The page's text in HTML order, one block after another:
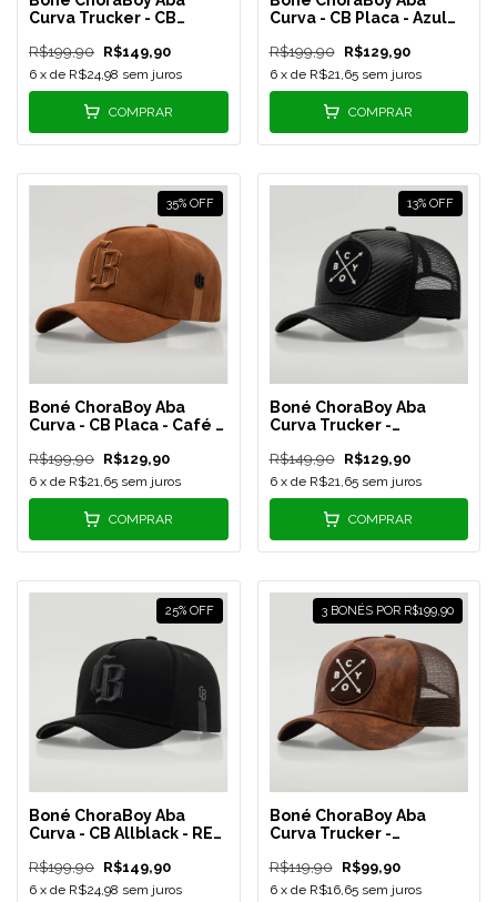
Curva Trucker - CB
123
R$199,90 R$149,90
6 x de R$24,98 sem juros
COMPRAR
Curva - CB Placa - Azul
R$199,90 R$129,90
6 x de R$21,65 sem juros
COMPRAR
35% OFF
Boné ChoraBoy Aba
Curva - CB Placa - Café -
R$199,90 R$129,90
6 x de R$21,65 sem juros
COMPRAR
13% OFF
Boné ChoraBoy Aba
Curva Trucker -
Preto - REF 92
R$149,90 R$129,90
6 x de R$21,65 sem juros
COMPRAR
25% OFF
Boné ChoraBoy Aba
Curva - CB Allblack - REF
R$199,90 R$149,90
6 x de R$24,98 sem juros
3 BONÉS POR R$199,90
Boné ChoraBoy Aba
Curva Trucker -
Marrom - REF 80
R$119,90 R$99,90
6 x de R$16,65 sem juros